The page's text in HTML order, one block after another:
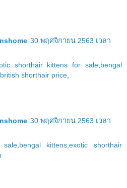
30 พฤศจิกายน 2563 เวลา
shorthair kittens for sale bengal
british shorthair price
30 พฤศจิกายน 2563 เวลา
sale, bengal kittens ,exotic shorthair